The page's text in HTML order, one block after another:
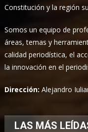
Constitución y la región
Somos un equipo de
áreas, temas y
calidad periodística, el
la innovación en el
Dirección:Alejandro
LAS MÁS